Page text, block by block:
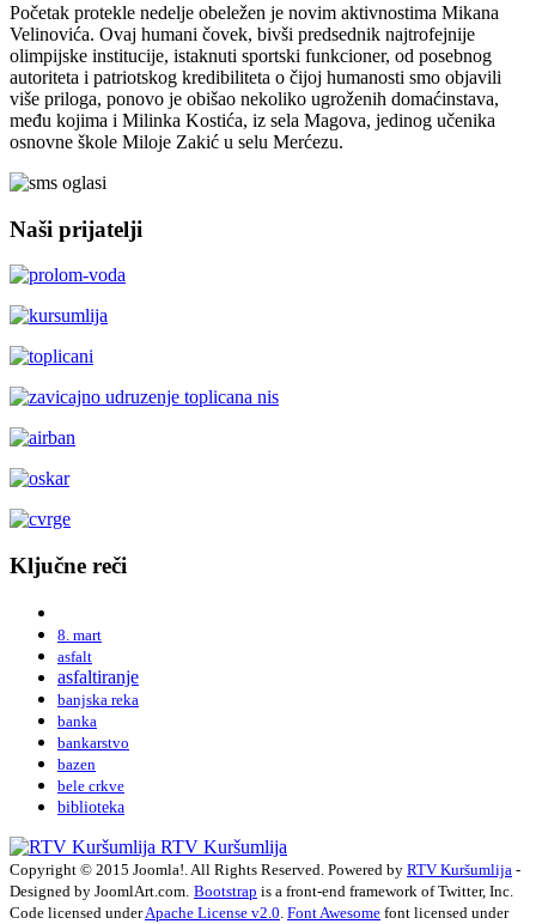
Početak protekle nedelje obeležen je novim aktivnostima Mikana
Velinovića. Ovaj humani čovek, bivši predsednik najtrofejnije
olimpijske institucije, istaknuti sportski funkcioner, od posebnog
autoriteta i patriotskog kredibiliteta o čijoj humanosti smo objavili
više priloga, ponovo je obišao nekoliko ugroženih domaćinstava,
među kojima i Milinka Kostića, iz sela Magova, jedinog učenika
osnovne škole Miloje Zakić u selu Merćezu.
Naši prijatelji
Ključne reči
8. mart
asfalt
asfaltiranje
banjska reka
banka
bankarstvo
bazen
bele crkve
biblioteka
RTV Kuršumlija
Copyright © 2015 Joomla!. All Rights Reserved. Powered by RTV Kuršumlija -
Designed by JoomlArt.com. Bootstrap is a front-end framework of Twitter, Inc.
Code licensed underApache License v2.0 Font Awesome font licensed under